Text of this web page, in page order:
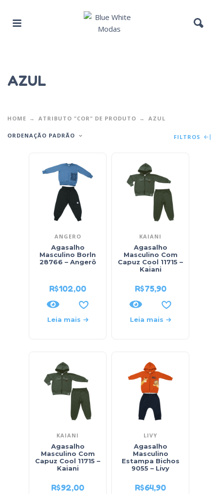
AZUL
HOME ATRIBUTO "COR" DE PRODUTO AZUL
ORDENAÇÃO PADRÃO FILTROS
ANGERO
Agasalho
Masculino Borln
28766 – Angerô
R$102,00
Leia mais
KAIANI
Agasalho
Masculino Com
Capuz Cool 11715 –
Kaiani
R$75,90
Leia mais
KAIANI
Agasalho
Masculino Com
Capuz Cool 11715 –
Kaiani
R$92,00
LIVY
Agasalho
Masculino
Estampa Bichos
9055 – Livy
R$64,90